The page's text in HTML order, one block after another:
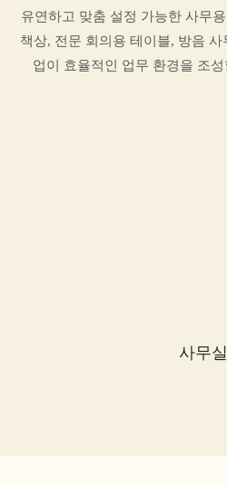
유연하고 맞춤 설정 가능한 사무
책상, 전문 회의용 테이블, 방음
업이 효율적인 업무 환경을 조
사무실